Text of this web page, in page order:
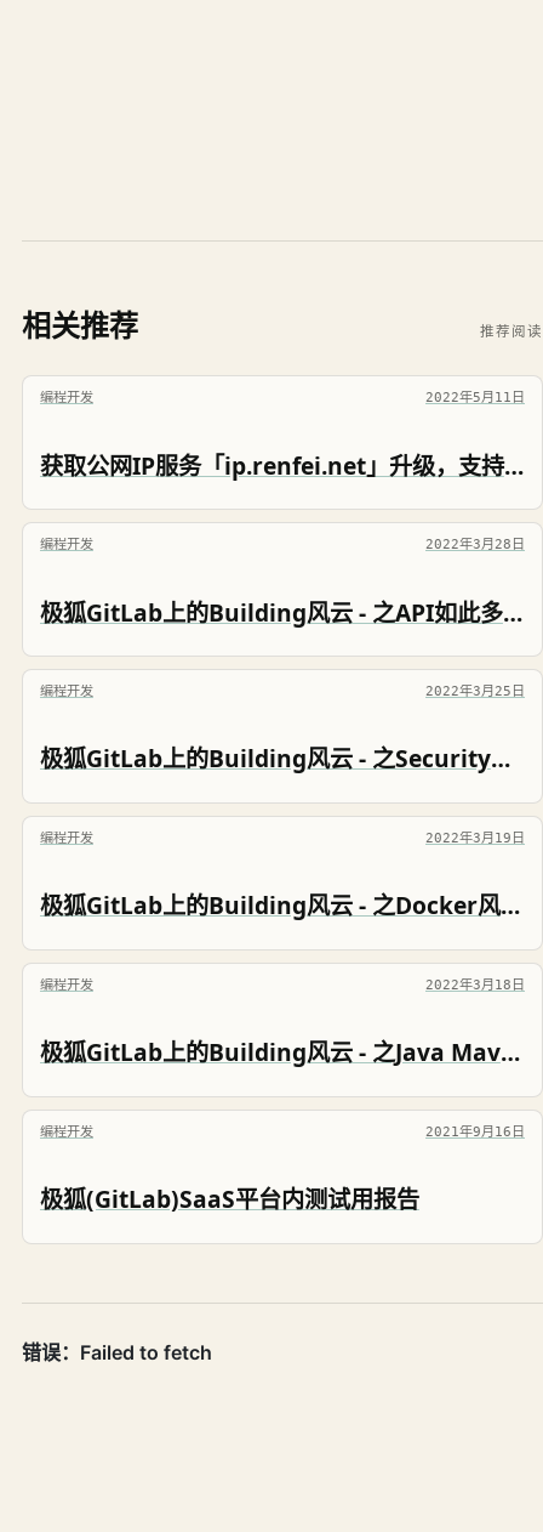
相关推荐 推荐阅读
编程开发 2022年5月11日
获取公网IP服务「ip.renfei.net」升级，支持根据请求头 Accept 响应不同格式数据
编程开发 2022年3月28日
极狐GitLab上的Building风云 - 之API如此多娇 JIHULAB 101
编程开发 2022年3月25日
极狐GitLab上的Building风云 - 之Security风云再起 JIHULAB 101
编程开发 2022年3月19日
极狐GitLab上的Building风云 - 之Docker风云必胜 JIHULAB 101
编程开发 2022年3月18日
极狐GitLab上的Building风云 - 之Java Maven雄霸天下 JIHULAB 101
编程开发 2021年9月16日
极狐(GitLab)SaaS平台内测试用报告